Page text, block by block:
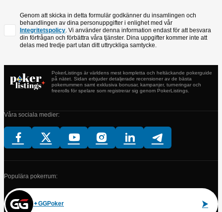
Genom att skicka in detta formulär godkänner du insamlingen och
behandlingen av dina personuppgifter i enlighet med vår
Integritetspolicy. Vi använder denna information endast för att besvara
din förfrågan och förbättra våra tjänster. Dina uppgifter kommer inte att
delas med tredje part utan ditt uttryckliga samtycke.
PokerListings är världens mest kompletta och heltäckande pokerguide
på nätet. Sidan erbjuder detaljerade recensioner av de bästa
pokerrummen samt exklusiva bonusar, kampanjer, turneringar och
freerolls för spelare som registrerar sig genom PokerListings.
Våra sociala medier:
Populära pokerrum:
GGPoker